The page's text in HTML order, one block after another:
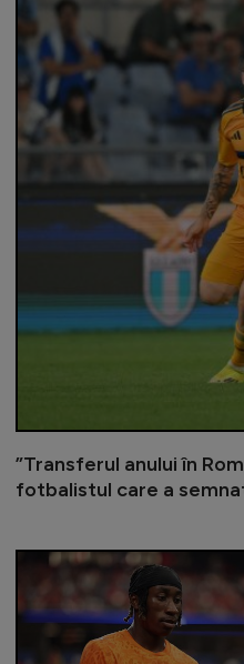
”Transferul anului în
fotbalistul care a
încă îl așteaptă pe